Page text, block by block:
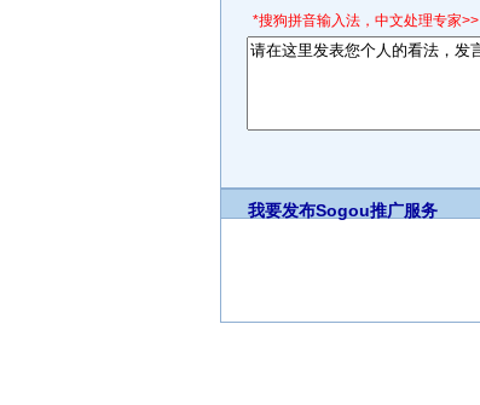
*搜狗拼音输入法，中文处理专家>>
我要发布Sogou推广服务